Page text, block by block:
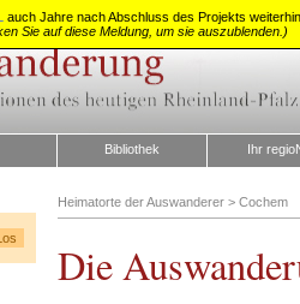
Bibliothek Ihr
Heimatorte der Auswanderer >Cochem
Die
auch Jahre nach Abschluss des Projekts
Sie auf diese Meldung, um sie auszublenden.)